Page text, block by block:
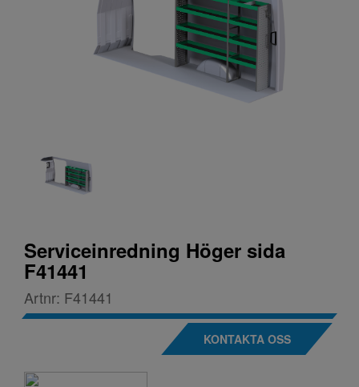
Serviceinredning Höger sida
F41441
Artnr: F41441
KONTAKTA OSS